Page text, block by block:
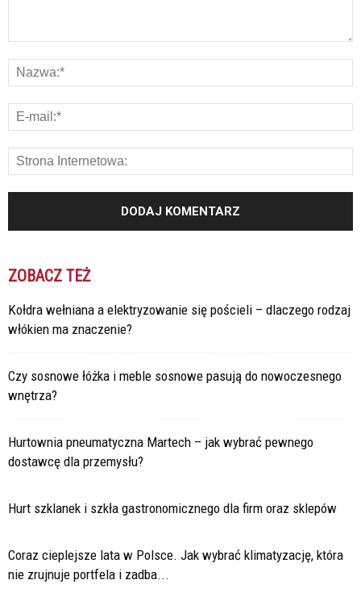
ZOBACZ TEŻ
Kołdra wełniana a elektryzowanie się pościeli – dlaczego rodzaj
włókien ma znaczenie?
Czy sosnowe łóżka i meble sosnowe pasują do nowoczesnego
wnętrza?
Hurtownia pneumatyczna Martech – jak wybrać pewnego
dostawcę dla przemysłu?
Hurt szklanek i szkła gastronomicznego dla firm oraz sklepów
Coraz cieplejsze lata w Polsce. Jak wybrać klimatyzację, która
nie zrujnuje portfela i zadba...